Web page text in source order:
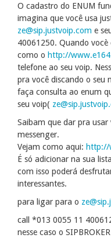
O cadastro do ENUM
imagina que você usa
ze@sip.justvoip.com e
40061250. Quando
como o http://
telefone ao seu voip.
pra você discando o seu
faça consulta ao enum
seu voip(
Saibam que dar pra
messenger.
Vejam como aqui: http://
É só adicionar na sua
com isso poderá
interessantes.
para ligar para o
call *013 0055 11
nesse caso o